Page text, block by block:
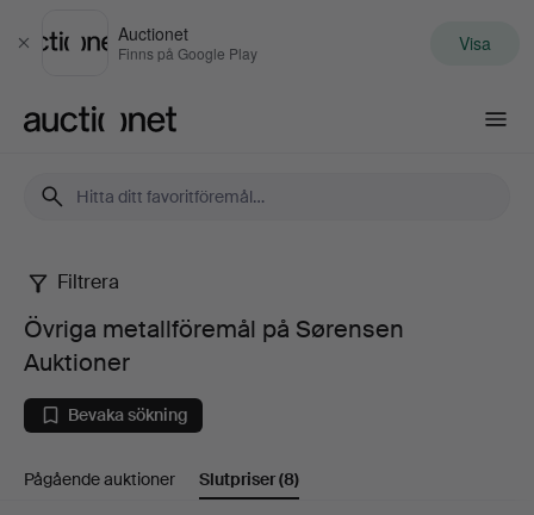
Stäng
Auctionet
Finns på Google Play Visa
Övriga
metallföremål
på
Sørensen
Filtrera
Övriga metallföremål på Sørensen
Auktioner
Bevaka sökning
Pågående auktioner Slutpriser(8)